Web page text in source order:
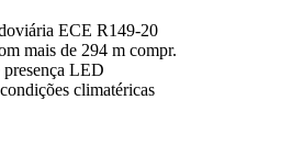
ECE R149-20
mais de 294 m compr.
LED
climatéricas